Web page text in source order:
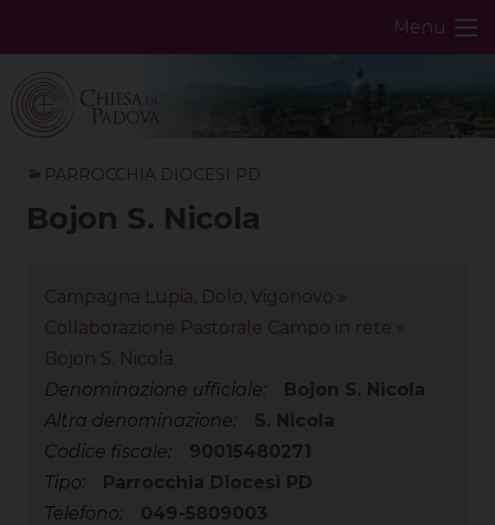
Menu
PARROCCHIA DIOCESI PD
Bojon S. Nicola
Campagna Lupia, Dolo, Vigonovo
Collaborazione Pastorale Campo in rete
Bojon S. Nicola
Denominazione ufficiale:
Bojon S. Nicola
Altra denominazione:
S. Nicola
Codice fiscale:
90015480271
Tipo:
Parrocchia Diocesi PD
Telefono:
049-5809003